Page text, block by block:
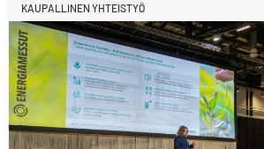
KAUPALLINEN YHTEISTYÖ